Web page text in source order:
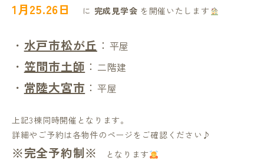
1月25.26日 に 完成見学会 を開催いたします
・ 水戸市松が丘 ： 平屋
・ 笠間市土師 ： 二階建
・ 常陸大宮市 ： 平屋
上記3棟同時開催となります。
詳細やご予約は各物件のページをご確認ください♪
※完全予約制※ となります